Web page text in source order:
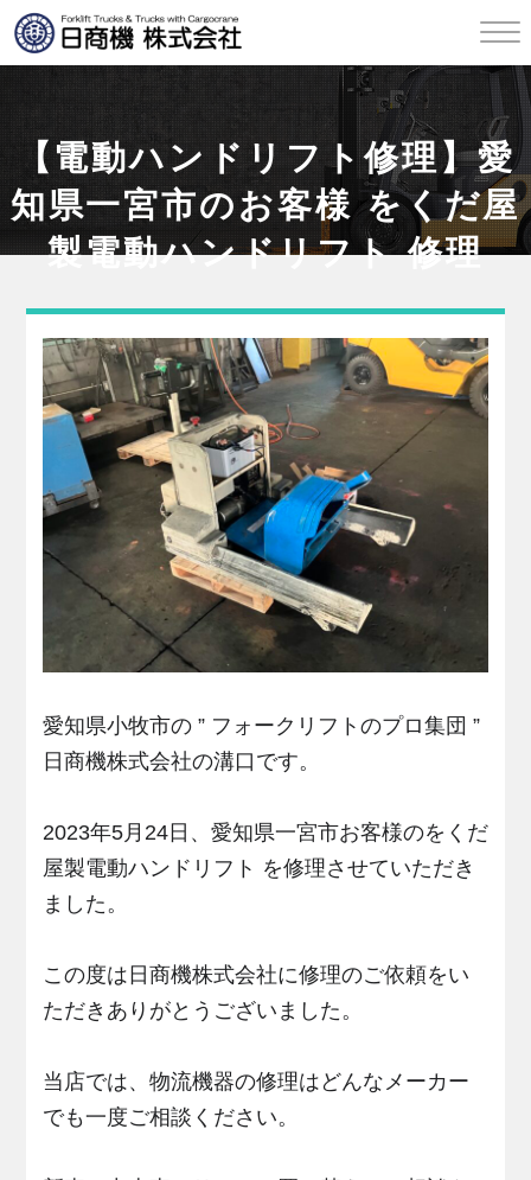
【電動ハンドリフト修理】愛
知県一宮市のお客様 をくだ屋
製電動ハンドリフト 修理
愛知県小牧市の ” フォークリフトのプロ集団 ”
日商機株式会社の溝口です。
2023年5月24日、愛知県一宮市お客様のをくだ
屋製電動ハンドリフト を修理させていただき
ました。
この度は日商機株式会社に修理のご依頼をい
ただきありがとうございました。
当店では、物流機器の修理はどんなメーカー
でも一度ご相談ください。